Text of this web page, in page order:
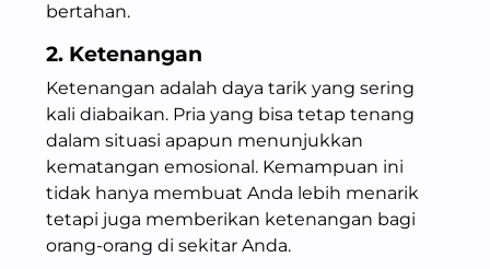
bertahan.
2. Ketenangan
Ketenangan adalah daya tarik yang sering
kali diabaikan. Pria yang bisa tetap tenang
dalam situasi apapun menunjukkan
kematangan emosional. Kemampuan ini
tidak hanya membuat Anda lebih menarik
tetapi juga memberikan ketenangan bagi
orang-orang di sekitar Anda.